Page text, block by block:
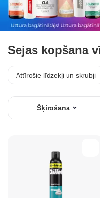
Sejas kopšana
Attīrošie līdzekļi un skrubji
Šķirošana